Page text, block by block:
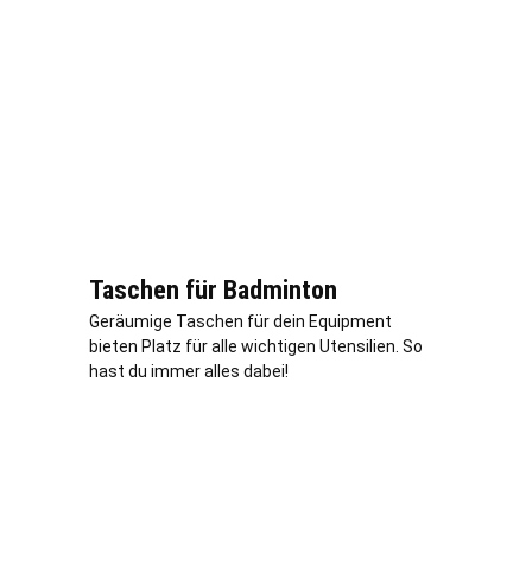
Taschen für Badminton
Geräumige Taschen für dein Equipment
bieten Platz für alle wichtigen Utensilien. So
hast du immer alles dabei!